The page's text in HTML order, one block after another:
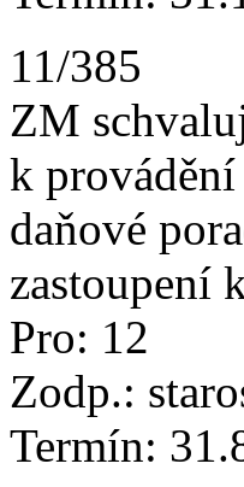
11/385
ZM
k
daňové
zastoupení
Pro: 12
Zodp.:
Termín: